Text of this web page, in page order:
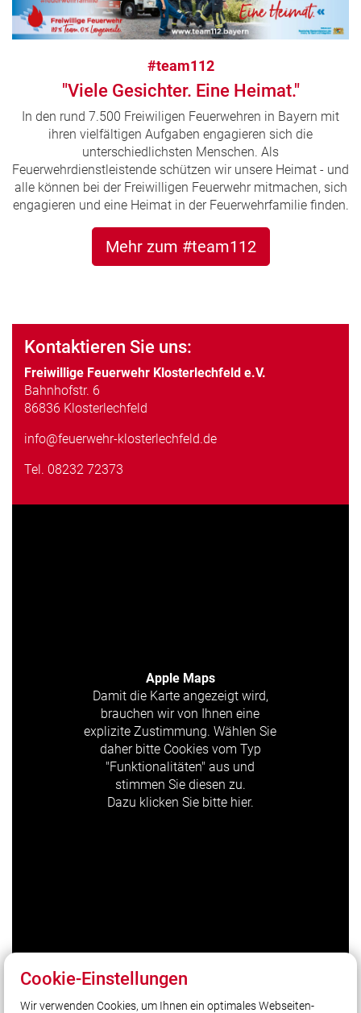
#team112
"Viele Gesichter. Eine Heimat."
In den rund 7.500 Freiwiligen Feuerwehren in Bayern mit
ihren vielfältigen Aufgaben engagieren sich die
unterschiedlichsten Menschen. Als
Feuerwehrdienstleistende schützen wir unsere Heimat - und
alle können bei der Freiwilligen Feuerwehr mitmachen, sich
engagieren und eine Heimat in der Feuerwehrfamilie finden.
Mehr zum #team112
Kontaktieren Sie uns:
Freiwillige Feuerwehr Klosterlechfeld e.V.
Bahnhofstr. 6
86836 Klosterlechfeld
info@feuerwehr-klosterlechfeld.de
Tel. 08232 72373
Apple Maps
Damit die Karte angezeigt wird,
brauchen wir von Ihnen eine
explizite Zustimmung. Wählen Sie
daher bitte Cookies vom Typ
"Funktionalitäten" aus und
stimmen Sie diesen zu.
Dazu klicken Sie bitte hier.
Cookie-Einstellungen
Wir verwenden Cookies, um Ihnen ein optimales Webseiten-